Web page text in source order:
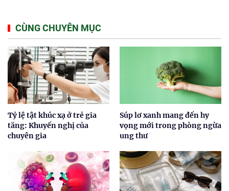
CÙNG CHUYÊN MỤC
Tỷ lệ tật khúc xạ ở trẻ gia
tăng: Khuyến nghị của
chuyên gia
Súp lơ xanh mang đến hy
vọng mới trong phòng ngừa
ung thư